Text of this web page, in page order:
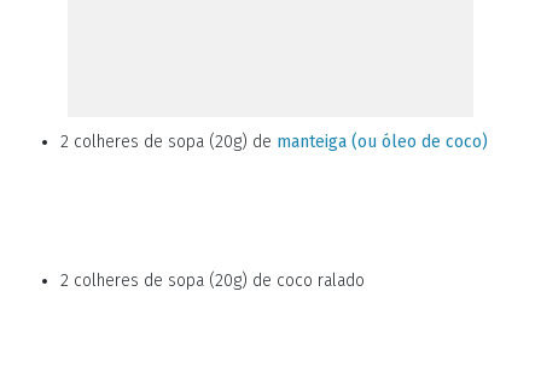
2 colheres de sopa (20g) de manteiga (ou óleo de coco)
2 colheres de sopa (20g) de coco ralado